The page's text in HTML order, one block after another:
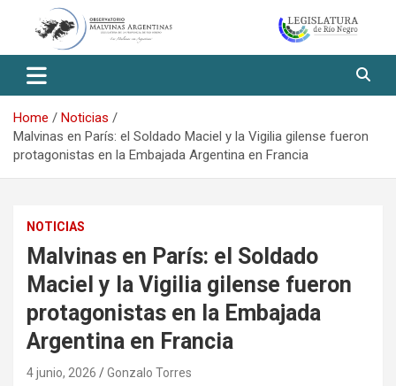
Observatorio Malvinas – Río
Negro
Home
Noticias
Malvinas en París: el Soldado Maciel y la Vigilia gilense fueron
protagonistas en la Embajada Argentina en Francia
NOTICIAS
Malvinas en París: el Soldado
Maciel y la Vigilia gilense fueron
protagonistas en la Embajada
Argentina en Francia
4 junio, 2026 Gonzalo Torres